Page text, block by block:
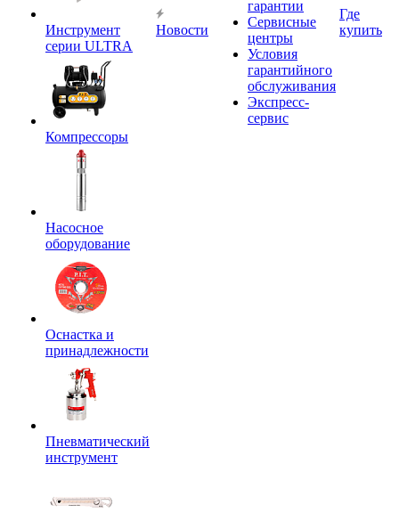
Инструмент
серии ULTRA
Компрессоры
Насосное
оборудование
Оснастка и
принадлежности
Пневматический
инструмент
Новости
гарантии
Сервисные
центры
Условия
гарантийного
обслуживания
Экспресс-
сервис
Где
купить